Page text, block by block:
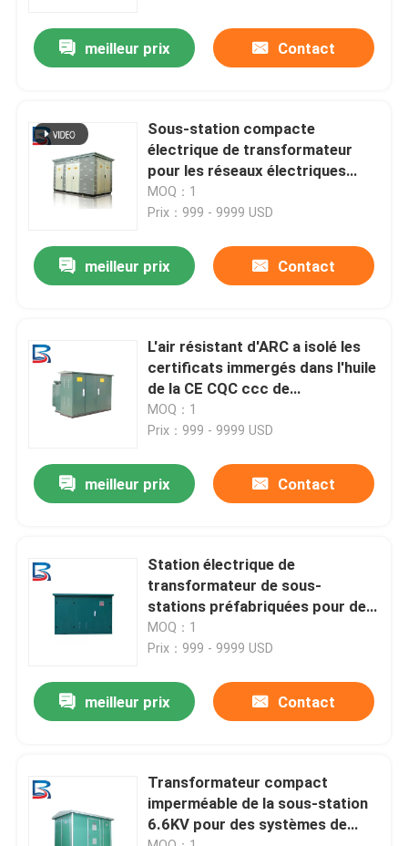
Produits
Visite d'usine
Contactez-nous
Cas
Demandez une citation
mécanisme à haute tension
meilleur prix Contact
Sous-station compacte
électrique de transformateur
pour les réseaux électriques
36KV
MOQ：1
Prix：999 - 9999 USD
meilleur prix Contact
L'air résistant d'ARC a isolé les
certificats immergés dans l'huile
de la CE CQC ccc de
transformateurs de puissance
MOQ：1
Prix：999 - 9999 USD
meilleur prix Contact
Station électrique de
transformateur de sous-
stations préfabriquées pour des
usines de production
d'électricité
MOQ：1
Prix：999 - 9999 USD
meilleur prix Contact
Transformateur compact
imperméable de la sous-station
6.6KV pour des systèmes de